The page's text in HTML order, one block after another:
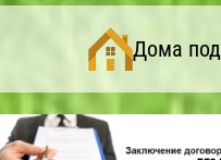
Дома